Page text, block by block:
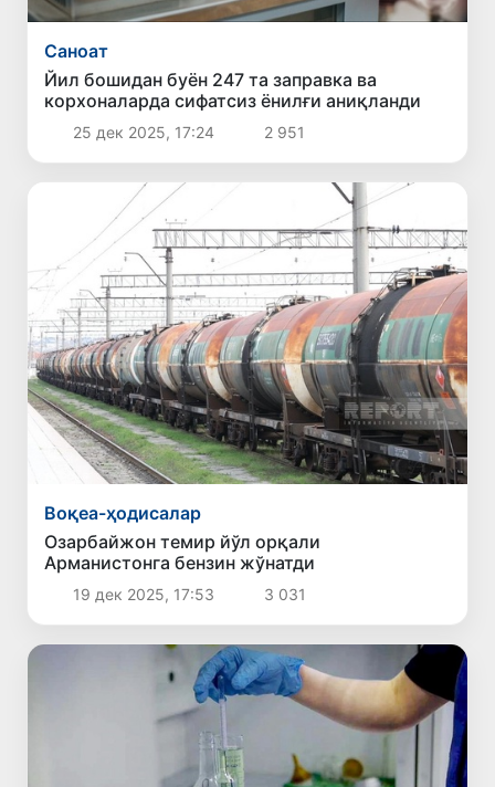
Саноат
Йил бошидан буён 247 та заправка ва
корхоналарда сифатсиз ёнилғи аниқланди
25 дек 2025, 17:24 2 951
Воқеа-ҳодисалар
Озарбайжон темир йўл орқали
Арманистонга бензин жўнатди
19 дек 2025, 17:53 3 031